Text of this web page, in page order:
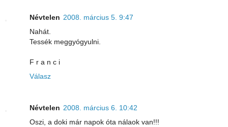
Névtelen 2008. március 5. 9:47
Nahát.
Tessék meggyógyulni.
F r a n c i
Válasz
Névtelen 2008. március 6. 10:42
Oszi, a doki már napok óta nálaok van!!!